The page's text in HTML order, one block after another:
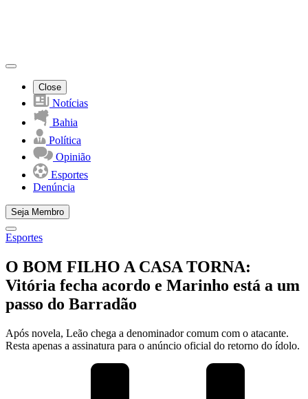
Close
Notícias
Bahia
Política
Opinião
Esportes
Denúncia
Seja Membro
Esportes
O BOM FILHO A CASA TORNA:
Vitória fecha acordo e Marinho está a um
passo do Barradão
Após novela, Leão chega a denominador comum com o atacante.
Resta apenas a assinatura para o anúncio oficial do retorno do ídolo.